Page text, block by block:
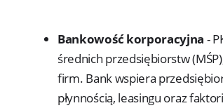
Bankowość korporacyjna -
średnich przedsiębiorstw
firm. Bank wspiera
płynnością, leasingu oraz